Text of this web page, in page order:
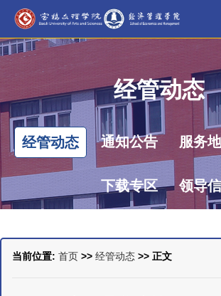
经管动态
经管动态 通知公告 服务
下载专区 领导
当前位置: 首页 >> 经管动态 >> 正文